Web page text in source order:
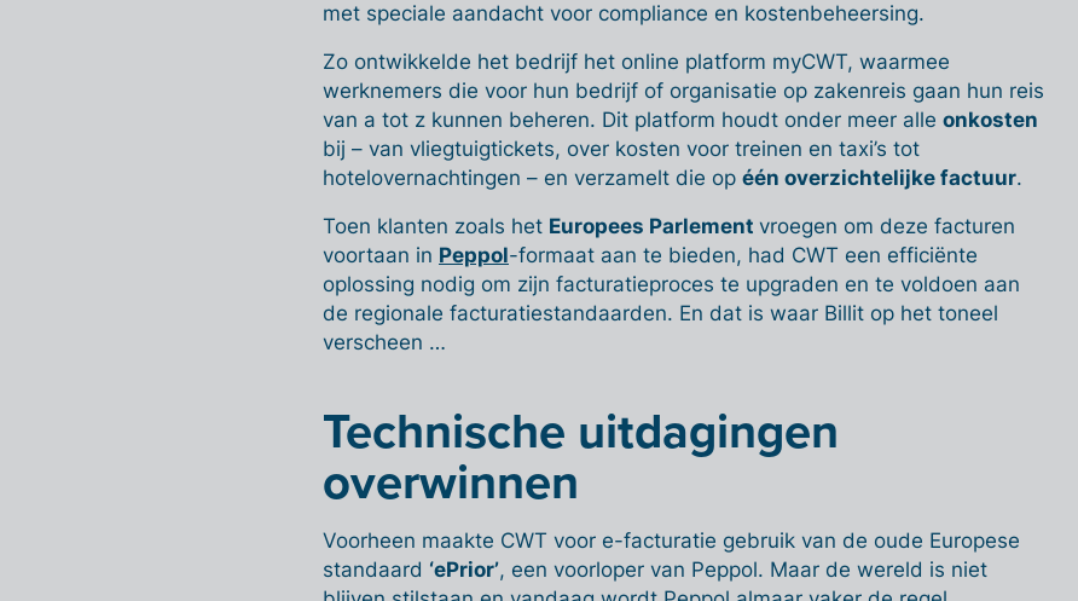
met speciale aandacht voor compliance en kostenbeheersing.
Zo ontwikkelde het bedrijf het online platform myCWT, waarmee
werknemers die voor hun bedrijf of organisatie op zakenreis gaan hun reis
van a tot z kunnen beheren. Dit platform houdt onder meer alle onkosten
bij – van vliegtuigtickets, over kosten voor treinen en taxi’s tot
hotelovernachtingen – en verzamelt die op één overzichtelijke factuur.
Toen klanten zoals het Europees Parlement vroegen om deze facturen
voortaan in Peppol-formaat aan te bieden, had CWT een efficiënte
oplossing nodig om zijn facturatieproces te upgraden en te voldoen aan
de regionale facturatiestandaarden. En dat is waar Billit op het toneel
verscheen …
Technische uitdagingen
overwinnen
Voorheen maakte CWT voor e-facturatie gebruik van de oude Europese
standaard ‘ePrior’, een voorloper van Peppol. Maar de wereld is niet